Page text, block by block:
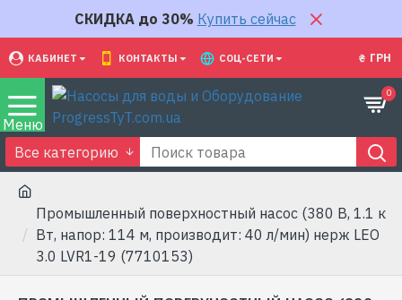
СКИДКА до 30% Купить сейчас
КАБИНЕТ КОНТАКТЫ СОЦ-СЕТИ ₴ ГРН
0
Все категорию
Промышленный поверхностный насос (380 В, 1.1 к
Вт, напор: 114 м, производит: 40 л/мин) нерж LEO
3.0 LVR1-19 (7710153)